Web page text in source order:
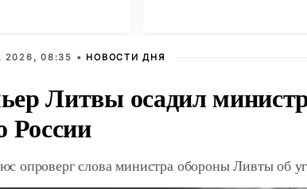
2026, 08:35 • НОВОСТИ ДНЯ
Литвы осадил
России
опроверг слова министра обороны Ливты об